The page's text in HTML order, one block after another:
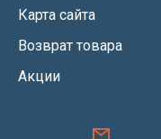
Карта сайта
Возврат товара
Акции